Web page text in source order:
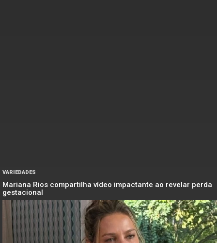
VARIEDADES
Mariana Rios compartilha vídeo impactante ao revelar perda
gestacional